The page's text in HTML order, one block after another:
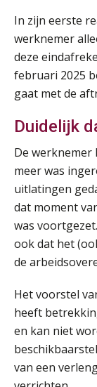
In zijn eerste
werknemer
deze
februari 2025
gaat met de
Duidelijk
De
meer was
uitlatingen
dat moment
was
ook dat het
de
Het voorstel
heeft
en kan niet
van een
AUG
11
AUG
14
AUG
20
AUG
24
AUG
24
AUG